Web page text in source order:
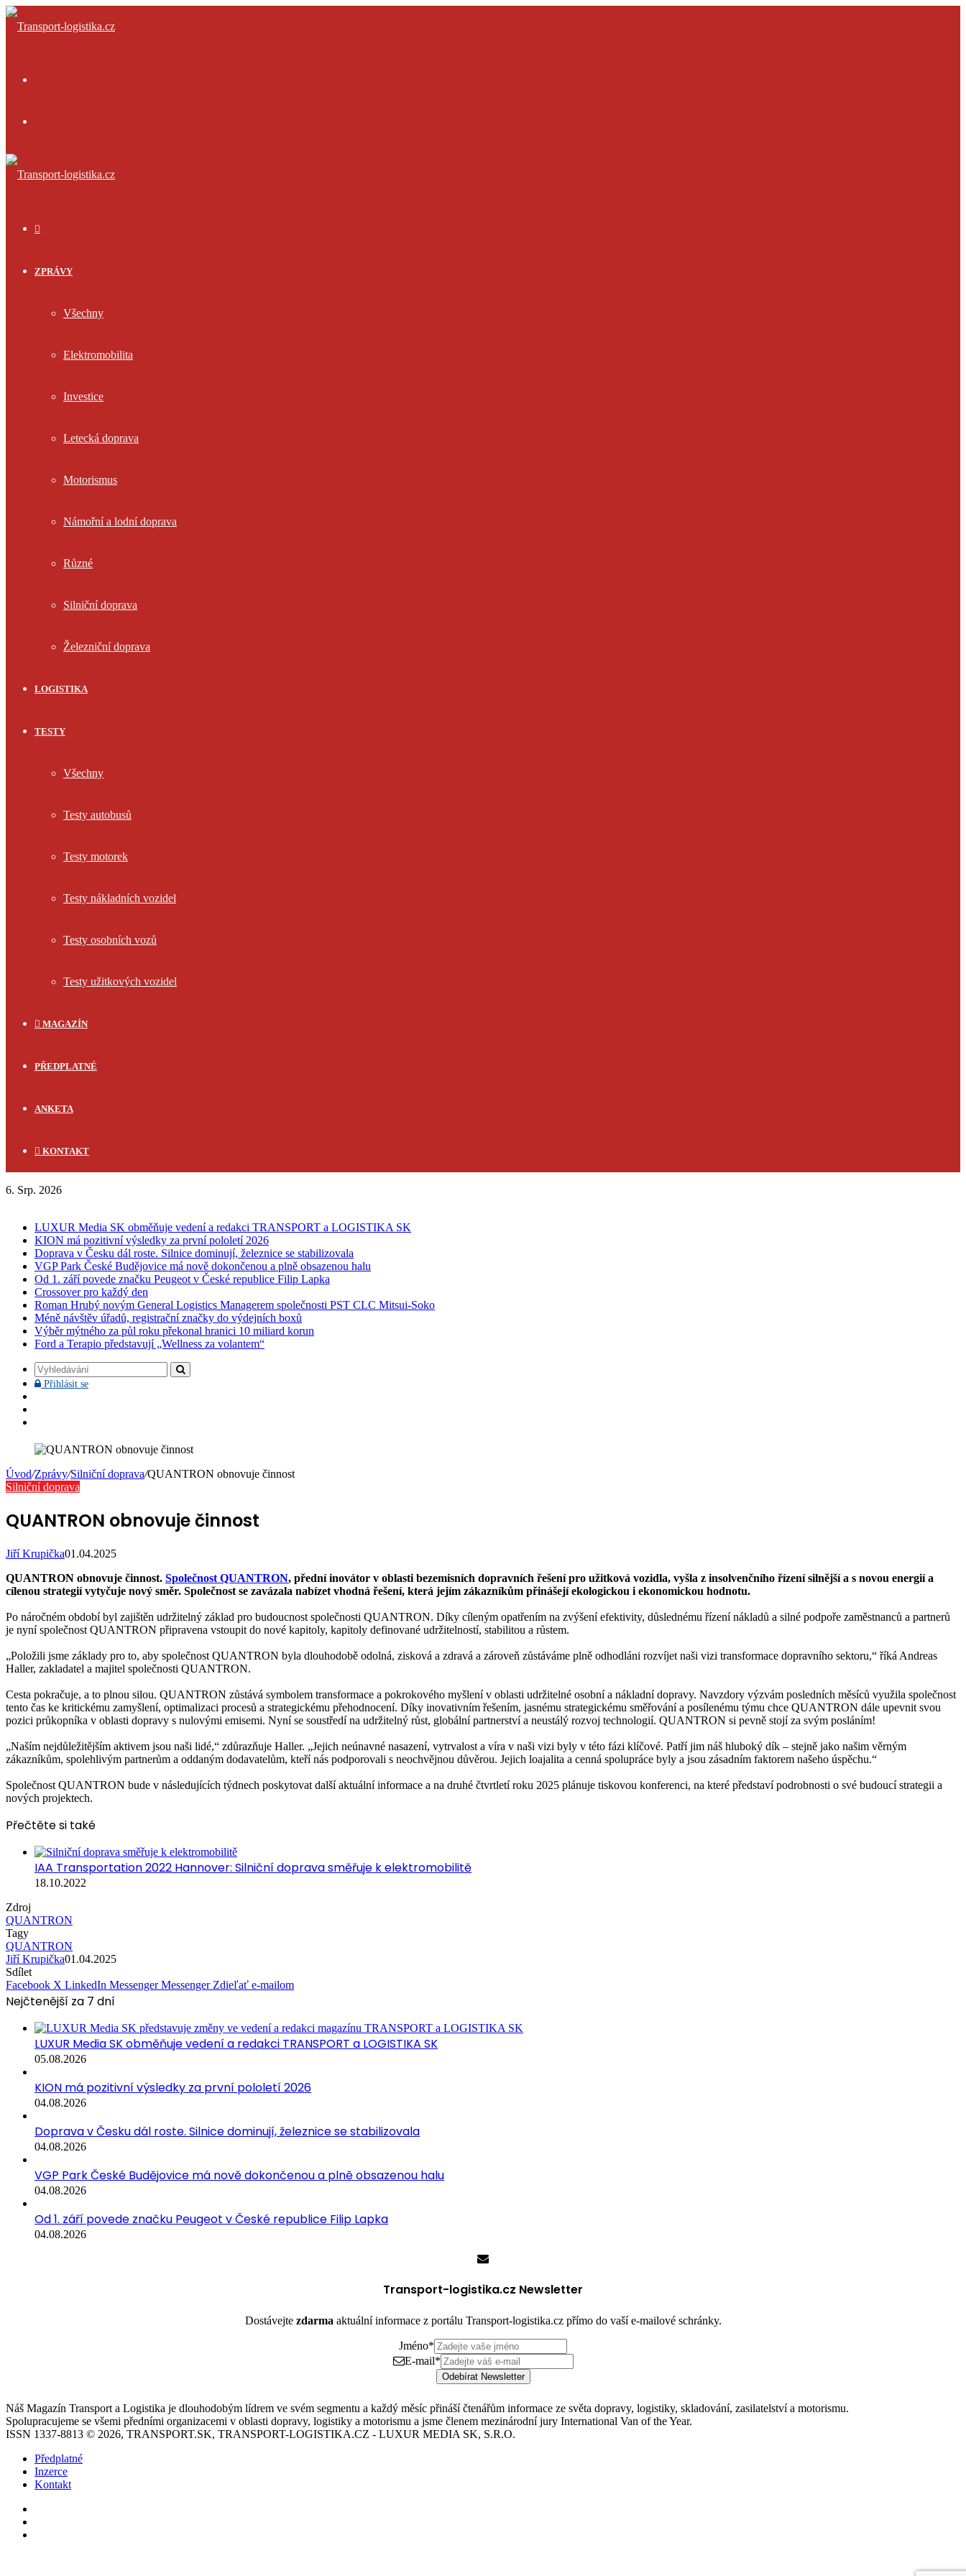
ZPRÁVY
Všechny
Elektromobilita
Investice
Letecká doprava
Motorismus
Námořní a lodní doprava
Různé
Silniční doprava
Železniční doprava
LOGISTIKA
TESTY
Všechny
Testy autobusů
Testy motorek
Testy nákladních vozidel
Testy osobních vozů
Testy užitkových vozidel
MAGAZÍN
PŘEDPLATNÉ
ANKETA
KONTAKT
6. Srp. 2026
LUXUR Media SK obměňuje vedení a redakci TRANSPORT a LOGISTIKA SK
KION má pozitivní výsledky za první pololetí 2026
Doprava v Česku dál roste. Silnice dominují, železnice se stabilizovala
VGP Park České Budějovice má nově dokončenou a plně obsazenou halu
Od 1. září povede značku Peugeot v České republice Filip Lapka
Crossover pro každý den
Roman Hrubý novým General Logistics Managerem společnosti PST CLC Mitsui-Soko
Méně návštěv úřadů, registrační značky do výdejních boxů
Výběr mýtného za půl roku překonal hranici 10 miliard korun
Ford a Terapio představují „Wellness za volantem“
Vyhledávání
Přihlásit sePřihlásit
Úvod/Zprávy/Silniční doprava/QUANTRON obnovuje činnost
Silniční doprava
QUANTRON obnovuje činnost
Jiří Krupička01.04.2025
QUANTRON obnovuje činnost. Společnost QUANTRON, přední inovátor v oblasti bezemisních dopravních řešení pro užitková vozidla, vyšla z insolvenčního řízení silnější a s novou energií a
cílenou strategií vytyčuje nový směr. Společnost se zavázala nabízet vhodná řešení, která jejím zákazníkům přinášejí ekologickou i ekonomickou hodnotu.
Po náročném období byl zajištěn udržitelný základ pro budoucnost společnosti QUANTRON. Díky cíleným opatřením na zvýšení efektivity, důslednému řízení nákladů a silné podpoře zaměstnanců a partnerů
je nyní společnost QUANTRON připravena vstoupit do nové kapitoly, kapitoly definované udržitelností, stabilitou a růstem.
„Položili jsme základy pro to, aby společnost QUANTRON byla dlouhodobě odolná, zisková a zdravá a zároveň zůstáváme plně odhodláni rozvíjet naši vizi transformace dopravního sektoru,“ říká Andreas
Haller, zakladatel a majitel společnosti QUANTRON.
Cesta pokračuje, a to plnou silou. QUANTRON zůstává symbolem transformace a pokrokového myšlení v oblasti udržitelné osobní a nákladní dopravy. Navzdory výzvám posledních měsíců využila společnost
tento čas ke kritickému zamyšlení, optimalizaci procesů a strategickému přehodnocení. Díky inovativním řešením, jasnému strategickému směřování a posílenému týmu chce QUANTRON dále upevnit svou
pozici průkopníka v oblasti dopravy s nulovými emisemi. Nyní se soustředí na udržitelný růst, globální partnerství a neustálý rozvoj technologií. QUANTRON si pevně stojí za svým posláním!
„Naším nejdůležitějším aktivem jsou naši lidé,“ zdůrazňuje Haller. „Jejich neúnavné nasazení, vytrvalost a víra v naši vizi byly v této fázi klíčové. Patří jim náš hluboký dík – stejně jako našim věrným
zákazníkům, spolehlivým partnerům a oddaným dodavatelům, kteří nás podporovali s neochvějnou důvěrou. Jejich loajalita a cenná spolupráce byly a jsou zásadním faktorem našeho úspěchu.“
Společnost QUANTRON bude v následujících týdnech poskytovat další aktuální informace a na druhé čtvrtletí roku 2025 plánuje tiskovou konferenci, na které představí podrobnosti o své budoucí strategii a
nových projektech.
Přečtěte si také
IAA Transportation 2022 Hannover: Silniční doprava směřuje k elektromobilitě
18.10.2022
Zdroj
QUANTRON
Tagy
QUANTRON
Jiří Krupička01.04.2025
Sdílet
Facebook X LinkedIn Messenger Messenger Zdieľať e-mailom
Nejčtenější za 7 dní
LUXUR Media SK obměňuje vedení a redakci TRANSPORT a LOGISTIKA SK
05.08.2026
KION má pozitivní výsledky za první pololetí 2026
04.08.2026
Doprava v Česku dál roste. Silnice dominují, železnice se stabilizovala
04.08.2026
VGP Park České Budějovice má nově dokončenou a plně obsazenou halu
04.08.2026
Od 1. září povede značku Peugeot v České republice Filip Lapka
04.08.2026
Transport-logistika.cz Newsletter
Dostávejte zdarma aktuální informace z portálu Transport-logistika.cz přímo do vaší e-mailové schránky.
Jméno*
E-mail*
Odebírat Newsletter
Náš Magazín Transport a Logistika je dlouhodobým lídrem ve svém segmentu a každý měsíc přináší čtenářům informace ze světa dopravy, logistiky, skladování, zasilatelství a motorismu.
Spolupracujeme se všemi předními organizacemi v oblasti dopravy, logistiky a motorismu a jsme členem mezinárodní jury International Van of the Year.
ISSN 1337-8813 © 2026, TRANSPORT.SK, TRANSPORT-LOGISTIKA.CZ - LUXUR MEDIA SK, S.R.O.
Předplatné
Inzerce
Kontakt